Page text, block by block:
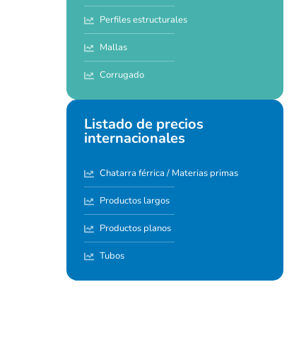
Perfiles estructurales
Mallas
Corrugado
Listado de precios
internacionales
Chatarra férrica / Materias primas
Productos largos
Productos planos
Tubos